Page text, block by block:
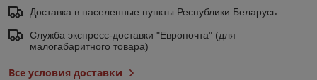
Доставка в населенные пункты Республики Беларусь
Служба экспресс-доставки "Европочта" (для
малогабаритного товара)
Все условия доставки